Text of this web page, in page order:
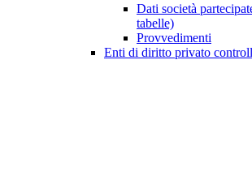
Dati società
tabelle)
Provvedimenti
Enti di diritto privato